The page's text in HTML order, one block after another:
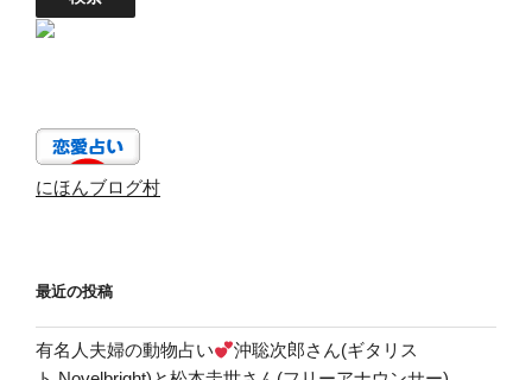
にほんブログ村
最近の投稿
有名人夫婦の動物占い
沖聡次郎さん(ギタリス